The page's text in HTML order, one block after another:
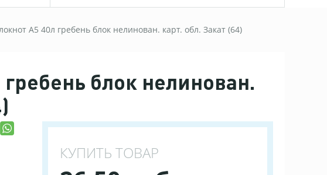
А5 40л гребень блок нелинован. карт. обл. Закат (64)
блок нелинован.
КУПИТЬ ТОВАР